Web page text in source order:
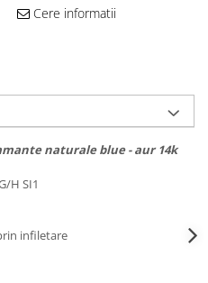
Cere informatii
naturale blue - aur 14k
H SI1
infiletare